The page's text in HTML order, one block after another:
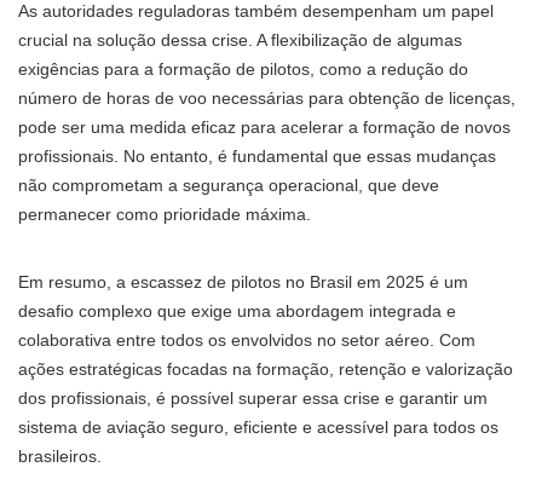
As autoridades reguladoras também desempenham um papel
crucial na solução dessa crise. A flexibilização de algumas
exigências para a formação de pilotos, como a redução do
número de horas de voo necessárias para obtenção de licenças,
pode ser uma medida eficaz para acelerar a formação de novos
profissionais. No entanto, é fundamental que essas mudanças
não comprometam a segurança operacional, que deve
permanecer como prioridade máxima.
Em resumo, a escassez de pilotos no Brasil em 2025 é um
desafio complexo que exige uma abordagem integrada e
colaborativa entre todos os envolvidos no setor aéreo. Com
ações estratégicas focadas na formação, retenção e valorização
dos profissionais, é possível superar essa crise e garantir um
sistema de aviação seguro, eficiente e acessível para todos os
brasileiros.